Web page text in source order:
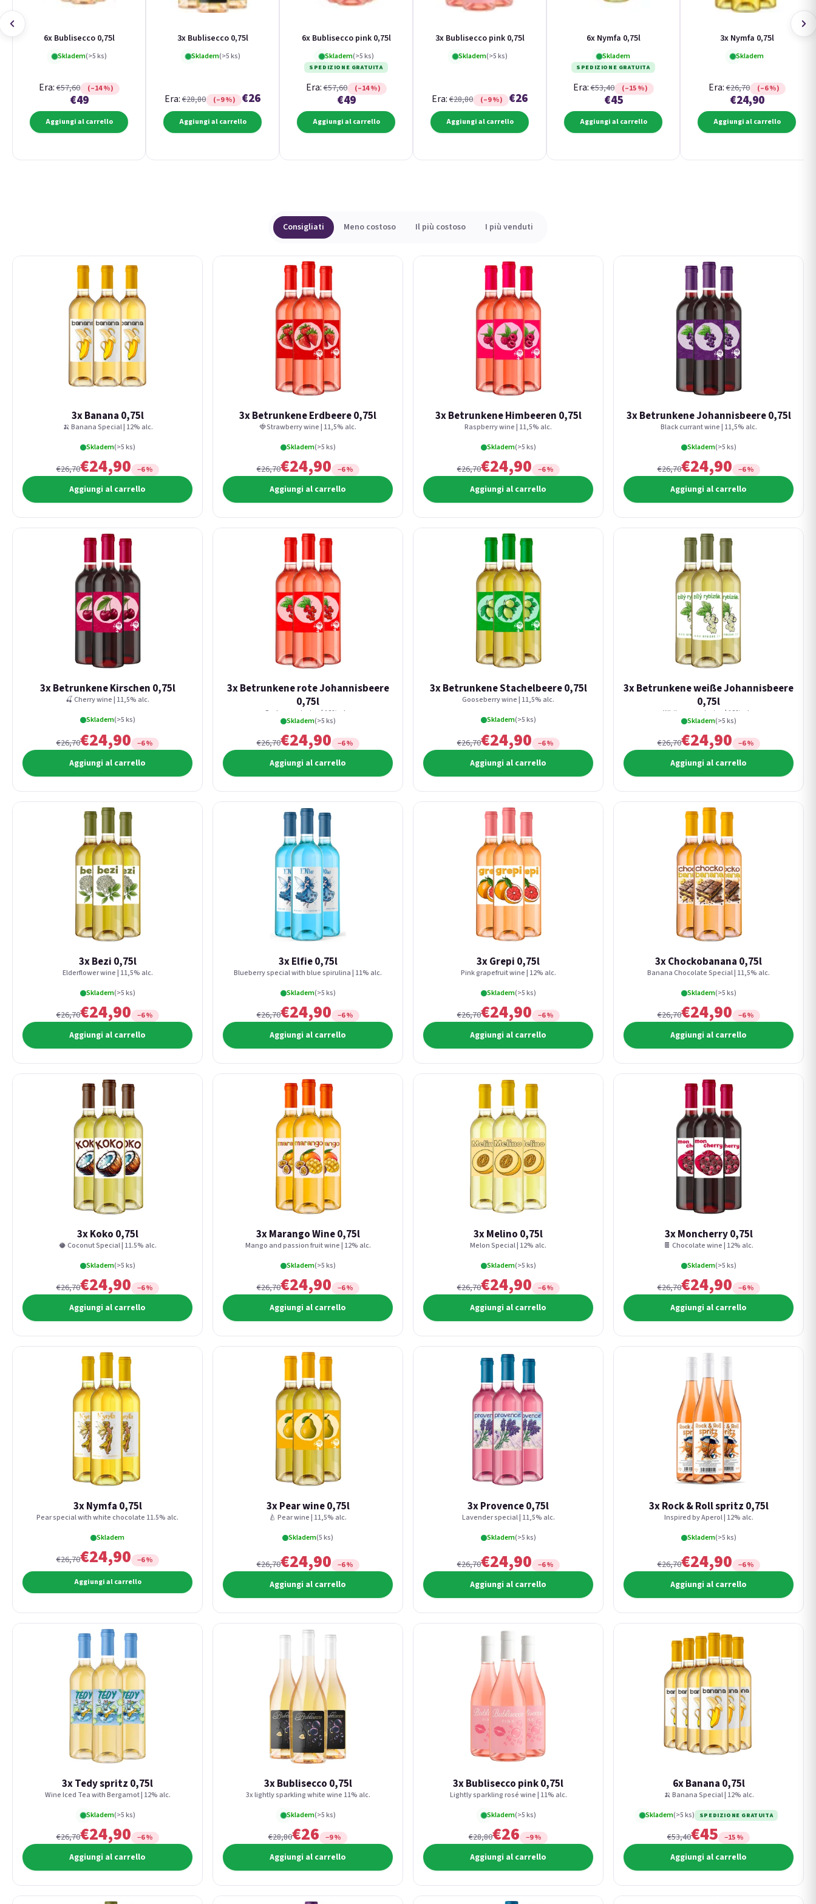
6x Bublisecco 0,75l
Skladem(>5 ks)
Era:€57,60 (–14 %)
€49
Aggiungi al carrello
3x Bublisecco 0,75l
Skladem(>5 ks)
Era: €28,80 (–9 %) €26
Aggiungi al carrello
6x Bublisecco pink 0,75l
Skladem(>5 ks)
SPEDIZIONE GRATUITA
Era:€57,60 (–14 %)
€49
Aggiungi al carrello
3x Bublisecco pink 0,75l
Skladem(>5 ks)
Era: €28,80 (–9 %) €26
Aggiungi al carrello
6x Nymfa 0,75l
Skladem
SPEDIZIONE GRATUITA
Era:€53,40 (–15 %)
€45
Aggiungi al carrello
3x Nymfa 0,75l
Skladem
Era:€26,70 (–6 %)
€24,90
Aggiungi al carrello
Consigliati Meno costoso Il più costoso I più venduti
3x Banana 0,75l
🍌 Banana Special | 12% alc.
Skladem(>5 ks)
€26,70€24,90 −6 %
Aggiungi al carrello
3x Betrunkene Erdbeere 0,75l
🍓Strawberry wine | 11,5% alc.
Skladem(>5 ks)
€26,70€24,90 −6 %
Aggiungi al carrello
3x Betrunkene Himbeeren 0,75l
Raspberry wine | 11,5% alc.
Skladem(>5 ks)
€26,70€24,90 −6 %
Aggiungi al carrello
3x Betrunkene Johannisbeere 0,75l
Black currant wine | 11,5% alc.
Skladem(>5 ks)
€26,70€24,90 −6 %
Aggiungi al carrello
3x Betrunkene Kirschen 0,75l
🍒 Cherry wine | 11,5% alc.
Skladem(>5 ks)
€26,70€24,90 −6 %
Aggiungi al carrello
3x Betrunkene rote Johannisbeere
0,75l
Red currant wine | 12% alc.
Skladem(>5 ks)
€26,70€24,90 −6 %
Aggiungi al carrello
3x Betrunkene Stachelbeere 0,75l
Gooseberry wine | 11,5% alc.
Skladem(>5 ks)
€26,70€24,90 −6 %
Aggiungi al carrello
3x Betrunkene weiße Johannisbeere
0,75l
White currant wine | 12% alc.
Skladem(>5 ks)
€26,70€24,90 −6 %
Aggiungi al carrello
3x Bezi 0,75l
Elderflower wine | 11,5% alc.
Skladem(>5 ks)
€26,70€24,90 −6 %
Aggiungi al carrello
3x Elfie 0,75l
Blueberry special with blue spirulina | 11% alc.
Skladem(>5 ks)
€26,70€24,90 −6 %
Aggiungi al carrello
3x Grepi 0,75l
Pink grapefruit wine | 12% alc.
Skladem(>5 ks)
€26,70€24,90 −6 %
Aggiungi al carrello
3x Chockobanana 0,75l
Banana Chocolate Special | 11,5% alc.
Skladem(>5 ks)
€26,70€24,90 −6 %
Aggiungi al carrello
3x Koko 0,75l
🥥 Coconut Special | 11.5% alc.
Skladem(>5 ks)
€26,70€24,90 −6 %
Aggiungi al carrello
3x Marango Wine 0,75l
Mango and passion fruit wine | 12% alc.
Skladem(>5 ks)
€26,70€24,90 −6 %
Aggiungi al carrello
3x Melino 0,75l
Melon Special | 12% alc.
Skladem(>5 ks)
€26,70€24,90 −6 %
Aggiungi al carrello
3x Moncherry 0,75l
🍫 Chocolate wine | 12% alc.
Skladem(>5 ks)
€26,70€24,90 −6 %
Aggiungi al carrello
3x Nymfa 0,75l
Pear special with white chocolate 11.5% alc.
Skladem
€26,70€24,90 −6 %
Aggiungi al carrello
3x Pear wine 0,75l
🍐 Pear wine | 11,5% alc.
Skladem(5 ks)
€26,70€24,90 −6 %
Aggiungi al carrello
3x Provence 0,75l
Lavender special | 11,5% alc.
Skladem(>5 ks)
€26,70€24,90 −6 %
Aggiungi al carrello
3x Rock & Roll spritz 0,75l
Inspired by Aperol | 12% alc.
Skladem(>5 ks)
€26,70€24,90 −6 %
Aggiungi al carrello
3x Tedy spritz 0,75l
Wine Iced Tea with Bergamot | 12% alc.
Skladem(>5 ks)
€26,70€24,90 −6 %
Aggiungi al carrello
3x Bublisecco 0,75l
3x lightly sparkling white wine 11% alc.
Skladem(>5 ks)
€28,80€26 −9 %
Aggiungi al carrello
3x Bublisecco pink 0,75l
Lightly sparkling rosé wine | 11% alc.
Skladem(>5 ks)
€28,80€26 −9 %
Aggiungi al carrello
6x Banana 0,75l
🍌 Banana Special | 12% alc.
Skladem(>5 ks) SPEDIZIONE GRATUITA
€53,40€45 −15 %
Aggiungi al carrello